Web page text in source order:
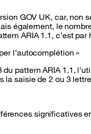
GOV UK, car,
également, le
ARIA 1.1, c’est
l’autocomplétion
du pattern ARIA 1.1,
la saisie de 2 ou 3
significatives